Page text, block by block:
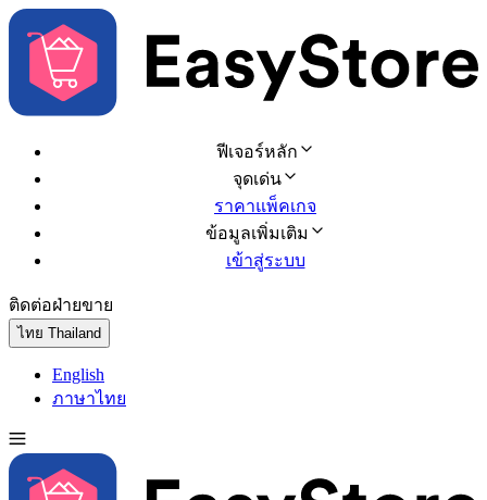
ฟีเจอร์หลัก
จุดเด่น
ราคาแพ็คเกจ
ข้อมูลเพิ่มเติม
เข้าสู่ระบบ
ติดต่อฝ่ายขาย
ไทย Thailand
English
ภาษาไทย